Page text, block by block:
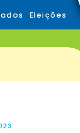
Eleições